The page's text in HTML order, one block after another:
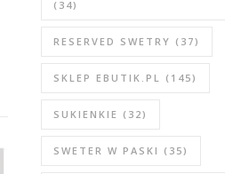
(34)
RESERVED SWETRY (37)
SKLEP EBUTIK.PL (145)
SUKIENKIE (32)
SWETER W PASKI (35)